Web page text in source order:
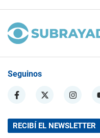
Seguinos
RECIBÍ EL NEWSLETTER